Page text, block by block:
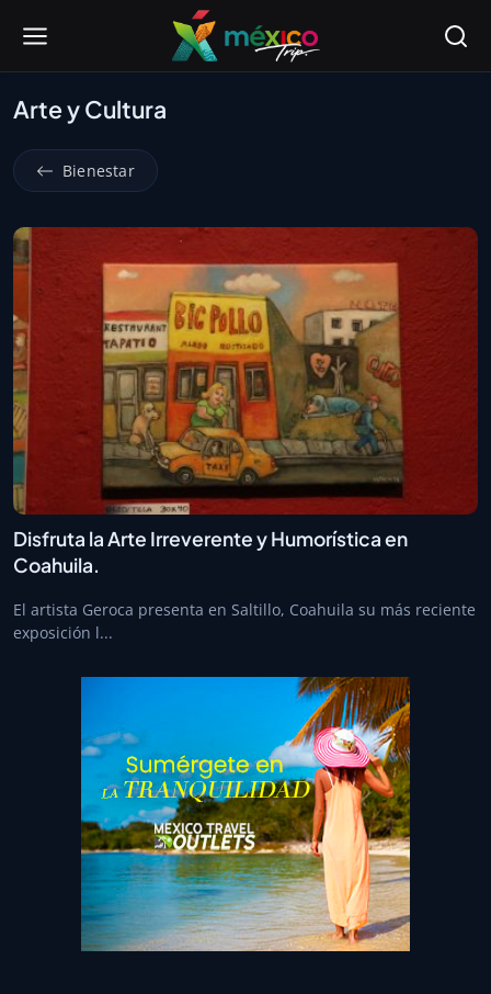
Arte y Cultura
Bienestar
Disfruta la Arte Irreverente y Humorística en
Coahuila.
El artista Geroca presenta en Saltillo, Coahuila su más reciente
exposición l...